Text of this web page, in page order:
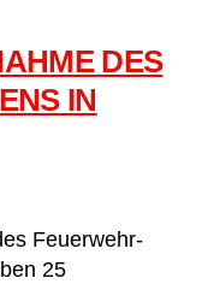
DES
IN
Feuerwehr-
25